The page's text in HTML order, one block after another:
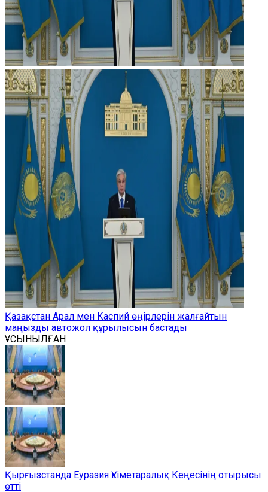
Қазақстан Арал мен Каспий өңірлерін жалғайтын
маңызды автожол құрылысын бастады
ҰСЫНЫЛҒАН
Қырғызстанда Еуразия Үкіметаралық Кеңесінің отырысы
өтті